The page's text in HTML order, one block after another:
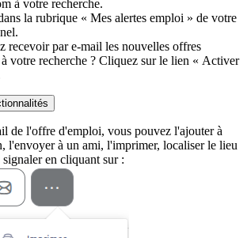
à votre recherche.
la rubrique « Mes alertes emploi » de votre
recevoir par e-mail les nouvelles offres
votre recherche ? Cliquez sur le lien « Activer
de l'offre d'emploi, vous pouvez l'ajouter à
l'envoyer à un ami, l'imprimer, localiser le lieu
en cliquant sur :